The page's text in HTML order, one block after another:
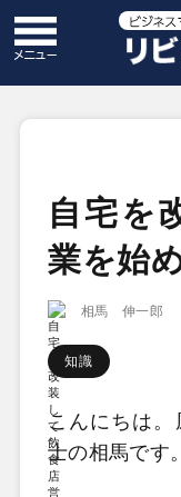
自宅を
業を始
相馬 伸一郎
知識
こんにちは
士の相馬です。